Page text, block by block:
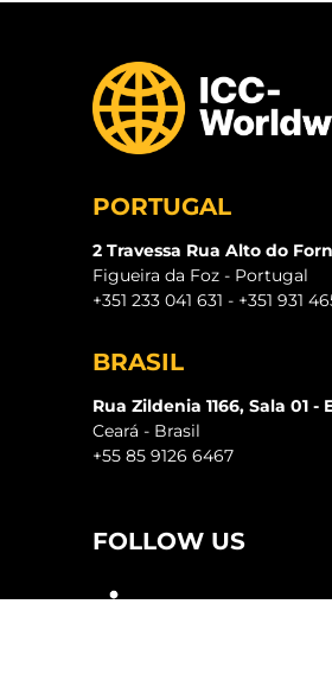
PORTUGAL
2 Travessa Rua Alto do
Figueira da Foz - Portugal
+351 233 041 631 - +351 931
BRASIL
Rua Zildenia 1166, Sala 01 -
Ceará - Brasil
+55 85 9126 6467
FOLLOW US